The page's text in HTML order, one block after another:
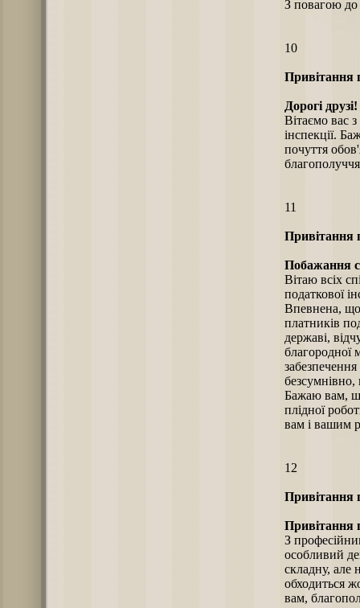
З повагою до
10
Привітання
Дорогі друзі!
Вітаємо вас
інспекції.
почуття
11
Привітання
Побажання
Вітаю всіх
податкової
Впевнена, що
платників
державі,
благородної
безсумнівно,
Бажаю вам,
плідної
вам і вашим
12
Привітання
Привітання
З
особливий
складну, але
обходиться
вам,